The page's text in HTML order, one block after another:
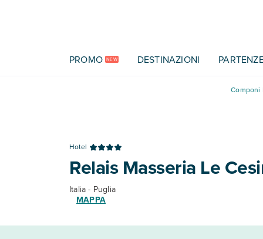
PROMO NEW DESTINAZIONI
Componi
Hotel
Relais Masseria Le
Italia - Puglia
MAPPA